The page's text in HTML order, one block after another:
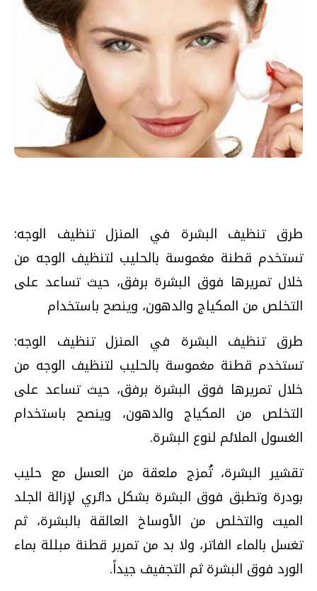
طرق تنظيف البشرة في المنزل تنظيف الوجه:
تستخدم قطنة مغموسة بالحليب لتنظيف الوجه من
خلال تمريرها فوق البشرة برفق، حيث تساعد على
التخلص من المكياج والدهون، وينصح باستخدام
طرق تنظيف البشرة في المنزل تنظيف الوجه:
تستخدم قطنة مغموسة بالحليب لتنظيف الوجه من
خلال تمريرها فوق البشرة برفق، حيث تساعد على
التخلص من المكياج والدهون، وينصح باستخدام
الغسول الملائم لنوع البشرة.
تقشير البشرة، تُمزج ملعقة من العسل مع حليب
بودرة وتطبق فوق البشرة بشكل دائري لإزالة الجلد
الميت والتخلص من الأوساخ العالقة بالبشرة، ثم
تغسل بالماء الفاتر، ولا بد من تمرير قطنة مبللة بماء
الورد فوق البشرة ثم التجفيف جيداً.